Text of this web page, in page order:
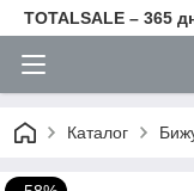
TOTALSALE – 365
Каталог